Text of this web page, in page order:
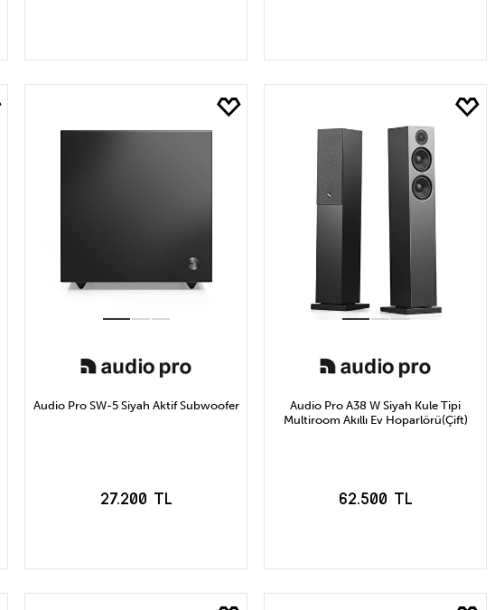
SEPETE EKLE SEPETE EKLE
Audio Pro SW-5 Siyah Aktif Subwoofer
27.200 TL
SEPETE EKLE
Audio Pro A38 W Siyah Kule Tipi
Multiroom Akıllı Ev Hoparlörü(Çift)
62.500 TL
SEPETE EKLE